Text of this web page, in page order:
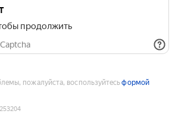
продолжить
пожалуйста, воспользуйтесьформой